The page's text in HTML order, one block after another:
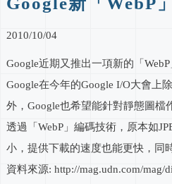
2010/10/04
Google近期又推出一項新的「
Google在今年的Google I/O大會上
外，Google也希望能針對靜態圖檔
透過「WebP」編碼技術，原本如
小，提供下載的速度也能更快，同
資料來源: http://mag.udn.com/